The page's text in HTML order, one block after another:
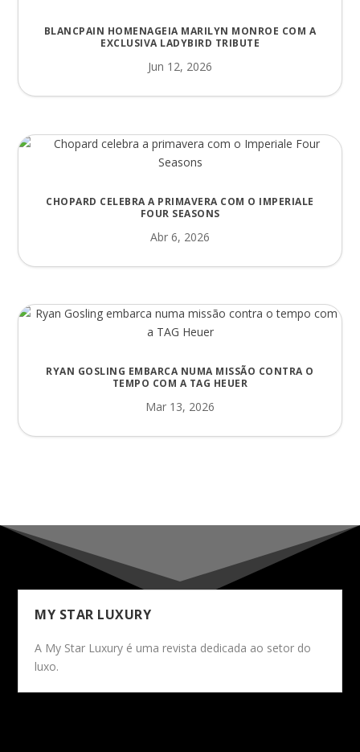
BLANCPAIN HOMENAGEIA MARILYN MONROE COM A
EXCLUSIVA LADYBIRD TRIBUTE
Jun 12, 2026
CHOPARD CELEBRA A PRIMAVERA COM O IMPERIALE
FOUR SEASONS
Abr 6, 2026
RYAN GOSLING EMBARCA NUMA MISSÃO CONTRA O
TEMPO COM A TAG HEUER
Mar 13, 2026
MY STAR LUXURY
A My Star Luxury é uma revista dedicada ao setor do
luxo.